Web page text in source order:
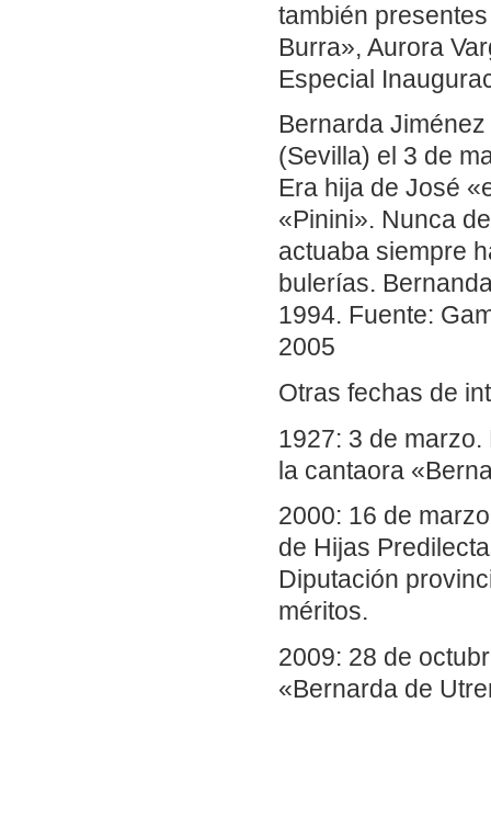
también
Burra», Aurora
Especial
Bernarda
(Sevilla) el 3 de
Era hija de José
«Pinini». Nunca
actuaba siempre
bulerías.
1994. Fuente:
2005
Otras fechas de
1927: 3 de
la cantaora
2000: 16 de
de Hijas
Diputación
méritos.
2009: 28 de
«Bernarda de